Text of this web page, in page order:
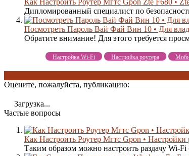
Как Настроить Роутер Мгтс Gpon Zte F680 •
Дипломированный специалист по
Посмотреть Пароль Вай Фай Вин 10 • Для
Обратите внимание! Для этого требуется
Настройка Wi-Fi Настройка роутера
Оцените, пожалуйста, публикацию:
Загрузка...
Частые вопросы
Как Настроить Роутер Мгтс Gpon • Настройки
Таким образом можно настроить раздачу Wi-